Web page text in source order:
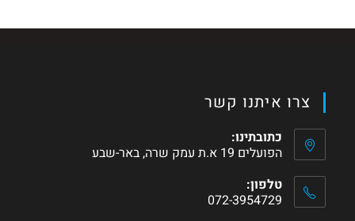
צרו איתנו קשר
כתובתינו:
הפועלים 19 א.ת עמק שרה, באר-שבע
טלפון:
072-3954729